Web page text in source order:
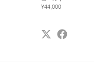
¥44,000